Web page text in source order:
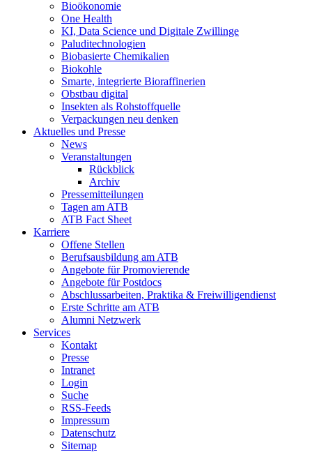
Bioökonomie
One Health
KI, Data Science und Digitale Zwillinge
Paluditechnologien
Biobasierte Chemikalien
Biokohle
Smarte, integrierte Bioraffinerien
Obstbau digital
Insekten als Rohstoffquelle
Verpackungen neu denken
Aktuelles und Presse
News
Veranstaltungen
Rückblick
Archiv
Pressemitteilungen
Tagen am ATB
ATB Fact Sheet
Karriere
Offene Stellen
Berufsausbildung am ATB
Angebote für Promovierende
Angebote für Postdocs
Abschlussarbeiten, Praktika & Freiwilligendienst
Erste Schritte am ATB
Alumni Netzwerk
Services
Kontakt
Presse
Intranet
Login
Suche
RSS-Feeds
Impressum
Datenschutz
Sitemap